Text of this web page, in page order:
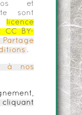
et
sont
licence
CC BY-
.
à nos